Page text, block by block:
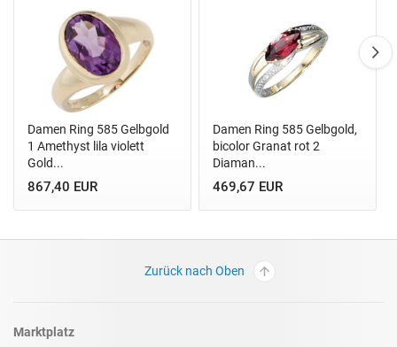
Damen Ring 585 Gelbgold
1 Amethyst lila violett
Gold...
867,40 EUR
Damen Ring 585 Gelbgold,
bicolor Granat rot 2
Diaman...
469,67 EUR
Zurück nach Oben
Marktplatz